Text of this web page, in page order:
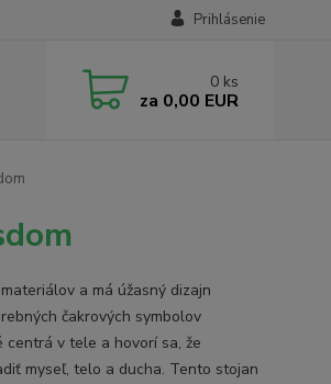
Prihlásenie
0 ks
za 0,00 EUR
a má úžasný dizajn
čakrových symbolov
v tele a hovorí sa, že
myseľ, telo a ducha. Tento stojan